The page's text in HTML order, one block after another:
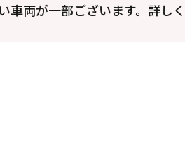
車両が一部ございます。詳し